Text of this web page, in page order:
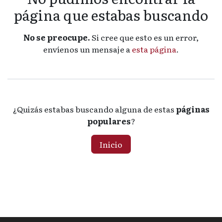
página que estabas buscando
No se preocupe.Si cree que esto es un error,
envíenos un mensaje aesta página.
¿Quizás estabas buscando alguna de estas páginas
populares?
Inicio